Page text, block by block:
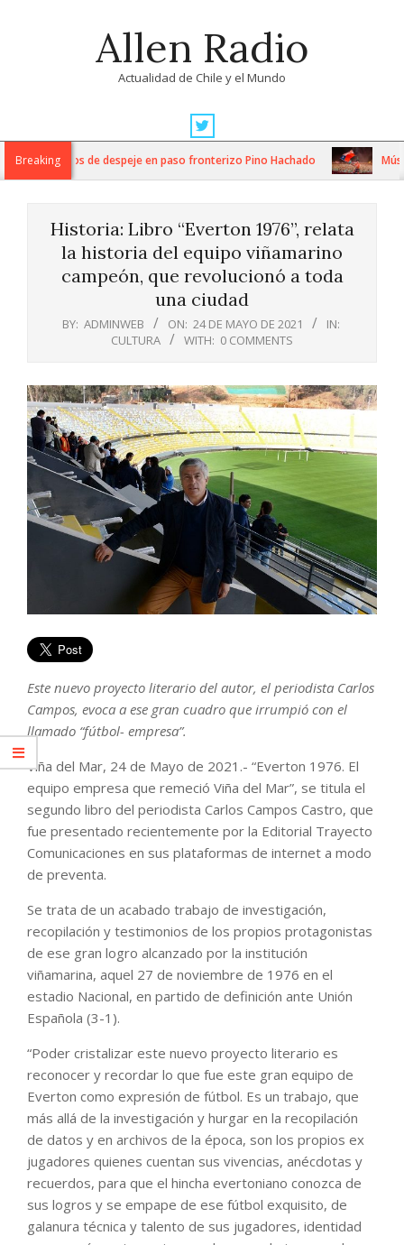
Allen Radio
Actualidad de Chile y el Mundo
Navigation
MenuBreaking
trabajos de despeje en paso fronterizo Pino Hachado Música:
Historia: Libro “Everton 1976”, relata
la historia del equipo viñamarino
campeón, que revolucionó a toda
una ciudad
BY: ADMINWEB ON: 24 DE MAYO DE 2021
IN:
CULTURA
WITH: 0 COMMENTS
Este nuevo proyecto literario del autor, el periodista Carlos
Campos, evoca a ese gran cuadro que irrumpió con el
llamado “fútbol- empresa”.
Viña del Mar, 24 de Mayo de 2021.- “Everton 1976. El
equipo empresa que remeció Viña del Mar”, se titula el
segundo libro del periodista Carlos Campos Castro, que
fue presentado recientemente por la Editorial Trayecto
Comunicaciones en sus plataformas de internet a modo
de preventa.
Se trata de un acabado trabajo de investigación,
recopilación y testimonios de los propios protagonistas
de ese gran logro alcanzado por la institución
viñamarina, aquel 27 de noviembre de 1976 en el
estadio Nacional, en partido de definición ante Unión
Española (3-1).
“Poder cristalizar este nuevo proyecto literario es
reconocer y recordar lo que fue este gran equipo de
Everton como expresión de fútbol. Es un trabajo, que
más allá de la investigación y hurgar en la recopilación
de datos y en archivos de la época, son los propios ex
jugadores quienes cuentan sus vivencias, anécdotas y
recuerdos, para que el hincha evertoniano conozca de
sus logros y se empape de ese fútbol exquisito, de
galanura técnica y talento de sus jugadores, identidad